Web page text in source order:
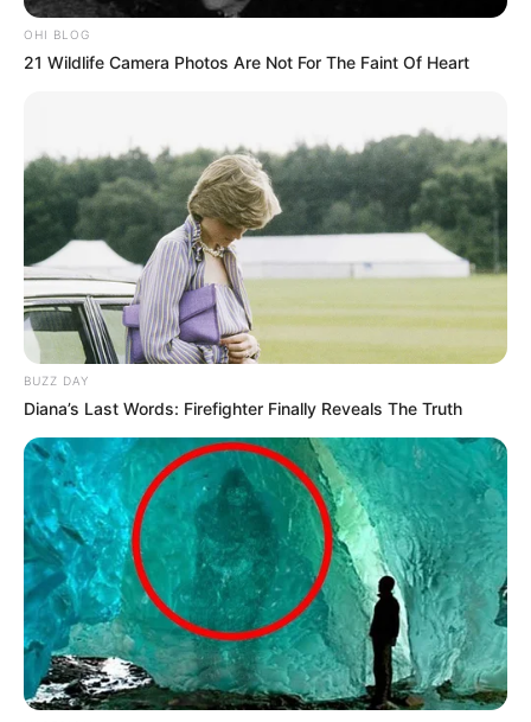
OHI BLOG
21 Wildlife Camera Photos Are Not For The Faint Of Heart
BUZZ DAY
Diana’s Last Words: Firefighter Finally Reveals The Truth